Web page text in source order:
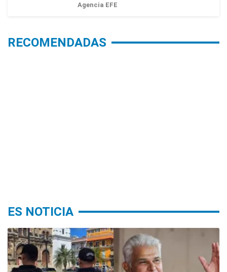
Agencia EFE
RECOMENDADAS
ES NOTICIA